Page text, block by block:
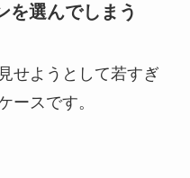
を選んでしまう
せようとして若すぎ
ースです。